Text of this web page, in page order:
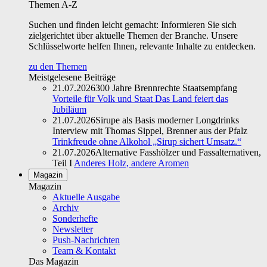
Themen A-Z
Suchen und finden leicht gemacht: Informieren Sie sich
zielgerichtet über aktuelle Themen der Branche. Unsere
Schlüsselworte helfen Ihnen, relevante Inhalte zu entdecken.
zu den Themen
Meistgelesene Beiträge
21.07.2026300 Jahre Brennrechte Staatsempfang
Vorteile für Volk und Staat Das Land feiert das
Jubiläum
21.07.2026Sirupe als Basis moderner Longdrinks
Interview mit Thomas Sippel, Brenner aus der Pfalz
Trinkfreude ohne Alkohol „Sirup sichert Umsatz.“
21.07.2026Alternative Fasshölzer und Fassalternativen,
Teil I Anderes Holz, andere Aromen
Magazin
Magazin
Aktuelle Ausgabe
Archiv
Sonderhefte
Newsletter
Push-Nachrichten
Team & Kontakt
Das Magazin